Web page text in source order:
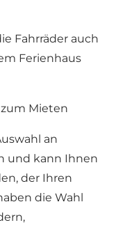
Fahrräder auch
Ferienhaus
Mieten
an
und kann Ihnen
der Ihren
die Wahl